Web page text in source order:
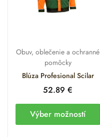
Obuv, oblečenie a ochranné
pomôcky
Blúza Profesional Scilar
52.89€
Výber možností